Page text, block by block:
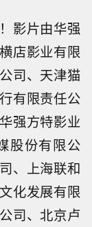
影片由华强
店影业有限
司、天津猫
有限责任公
强方特影业
股份有限公
、上海联和
化发展有限
司、北京卢